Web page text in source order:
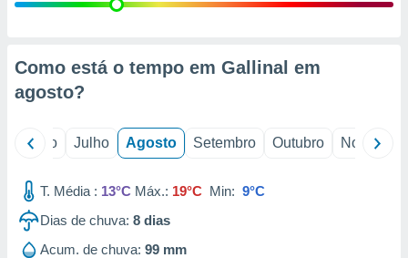
estudos
Como está o tempo em Gallinal em
agosto?
Junho Julho Agosto Setembro Outubro Novembro
T. Média : 13°C Máx.: 19°C Min: 9°C
Dias de chuva: 8 dias
Acum. de chuva: 99 mm